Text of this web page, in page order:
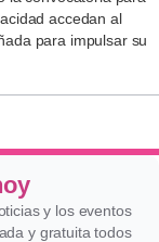
accedan al
para impulsar su
y los eventos
y gratuita todos